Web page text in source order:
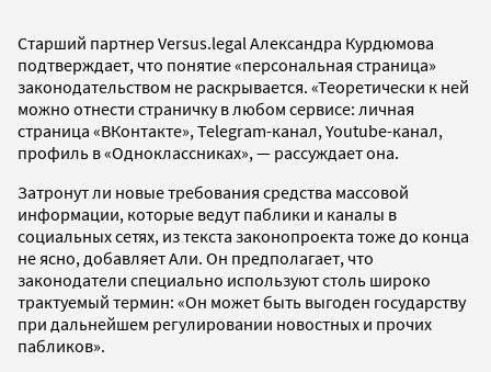
Старший партнер Versus.legal Александра Курдюмова
подтверждает, что понятие «персональная страница»
законодательством не раскрывается. «Теоретически к ней
можно отнести страничку в любом сервисе: личная
страница «ВКонтакте», Telegram-канал, Youtube-канал,
профиль в «Одноклассниках», — рассуждает она.
Затронут ли новые требования средства массовой
информации, которые ведут паблики и каналы в
социальных сетях, из текста законопроекта тоже до конца
не ясно, добавляет Али. Он предполагает, что
законодатели специально используют столь широко
трактуемый термин: «Он может быть выгоден государству
при дальнейшем регулировании новостных и прочих
пабликов».